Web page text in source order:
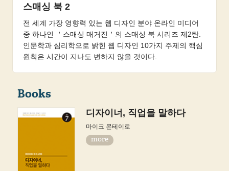
스매싱 북 2
전 세계 가장 영향력 있는 웹 디자인 분야 온라인 미디어
중 하나인 ＇스매싱 매거진＇의 스매싱 북 시리즈 제2탄.
인문학과 심리학으로 밝힌 웹 디자인 10가지 주제의 핵심
원칙은 시간이 지나도 변하지 않을 것이다.
Books
디자이너, 직업을 말하다
마이크 몬테이로
more